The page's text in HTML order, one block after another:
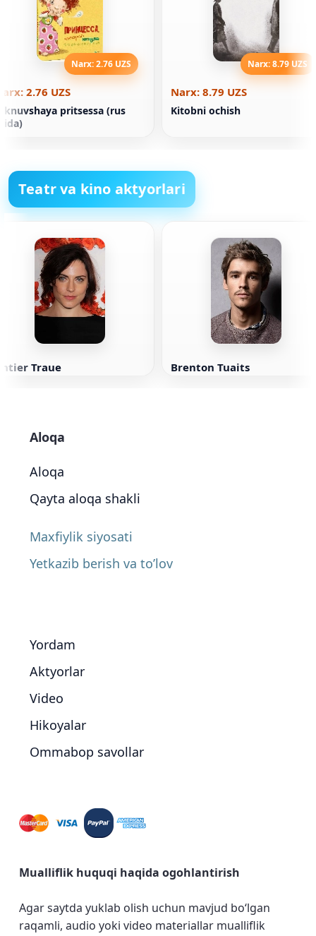
Narx: 2.76 UZS
2.76 UZS
pritsessa (rus
Narx: 8.79 UZS
Narx: 8.79 UZS
Kitobni ochish
Teatr va kino aktyorlari
Traue Brenton Tuaits
Aloqa
Aloqa
Qayta aloqa shakli
Maxfiylik siyosati
Yetkazib berish va to’lov
Yordam
Aktyorlar
Video
Hikoyalar
Ommabop savollar
Mualliflik huquqi haqida ogohlantirish
Agar saytda yuklab olish uchun mavjud bo‘lgan
raqamli, audio yoki video materiallar mualliflik